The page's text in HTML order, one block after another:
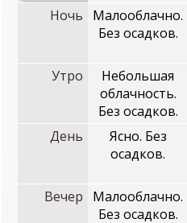
Ночь
Малооблачно.
Без осадков.
Утро
Небольшая
облачность.
Без осадков.
День
Ясно. Без
осадков.
Вечер
Малооблачно.
Без осадков.